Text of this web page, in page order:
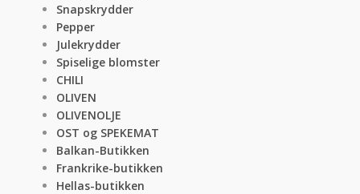
Snapskrydder
Pepper
Julekrydder
Spiselige blomster
CHILI
OLIVEN
OLIVENOLJE
OST og SPEKEMAT
Balkan-Butikken
Frankrike-butikken
Hellas-butikken